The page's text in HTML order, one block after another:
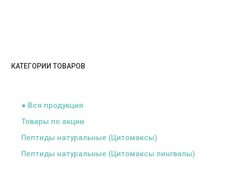
КАТЕГОРИИ ТОВАРОВ
● Вся продукция
Товары по акции
Пептиды натуральные (Цитомаксы)
Пептиды натуральные (Цитомаксы лингвалы)